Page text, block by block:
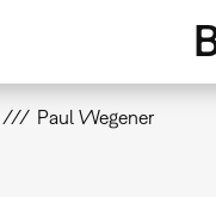
Paul Wegener